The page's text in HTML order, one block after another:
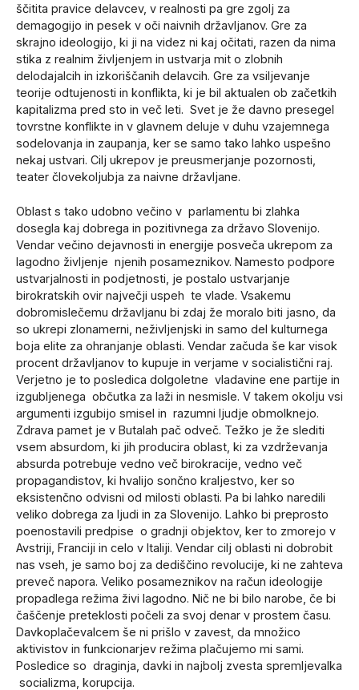
ščitita pravice delavcev, v realnosti pa gre zgolj za
demagogijo in pesek v oči naivnih državljanov. Gre za
skrajno ideologijo, ki ji na videz ni kaj očitati, razen da nima
stika z realnim življenjem in ustvarja mit o zlobnih
delodajalcih in izkoriščanih delavcih. Gre za vsiljevanje
teorije odtujenosti in konflikta, ki je bil aktualen ob začetkih
kapitalizma pred sto in več leti. Svet je že davno presegel
tovrstne konflikte in v glavnem deluje v duhu vzajemnega
sodelovanja in zaupanja, ker se samo tako lahko uspešno
nekaj ustvari. Cilj ukrepov je preusmerjanje pozornosti,
teater človekoljubja za naivne državljane.
Oblast s tako udobno večino v parlamentu bi zlahka
dosegla kaj dobrega in pozitivnega za državo Slovenijo.
Vendar večino dejavnosti in energije posveča ukrepom za
lagodno življenje njenih posameznikov. Namesto podpore
ustvarjalnosti in podjetnosti, je postalo ustvarjanje
birokratskih ovir največji uspeh te vlade. Vsakemu
dobromislečemu državljanu bi zdaj že moralo biti jasno, da
so ukrepi zlonamerni, neživljenjski in samo del kulturnega
boja elite za ohranjanje oblasti. Vendar začuda še kar visok
procent državljanov to kupuje in verjame v socialistični raj.
Verjetno je to posledica dolgoletne vladavine ene partije in
izgubljenega občutka za laži in nesmisle. V takem okolju vsi
argumenti izgubijo smisel in razumni ljudje obmolknejo.
Zdrava pamet je v Butalah pač odveč. Težko je že slediti
vsem absurdom, ki jih producira oblast, ki za vzdrževanja
absurda potrebuje vedno več birokracije, vedno več
propagandistov, ki hvalijo sončno kraljestvo, ker so
eksistenčno odvisni od milosti oblasti. Pa bi lahko naredili
veliko dobrega za ljudi in za Slovenijo. Lahko bi preprosto
poenostavili predpise o gradnji objektov, ker to zmorejo v
Avstriji, Franciji in celo v Italiji. Vendar cilj oblasti ni dobrobit
nas vseh, je samo boj za dediščino revolucije, ki ne zahteva
preveč napora. Veliko posameznikov na račun ideologije
propadlega režima živi lagodno. Nič ne bi bilo narobe, če bi
čaščenje preteklosti počeli za svoj denar v prostem času.
Davkoplačevalcem še ni prišlo v zavest, da množico
aktivistov in funkcionarjev režima plačujemo mi sami.
Posledice so draginja, davki in najbolj zvesta spremljevalka
socializma, korupcija.